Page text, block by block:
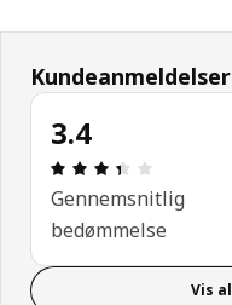
Kundeanmeldelser
3.4
Gennemsnitlig
bedømmelse
Vis